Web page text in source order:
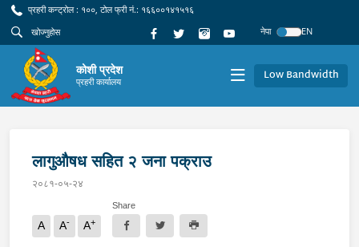
प्रहरी कन्ट्रोल : १००, टोल फ्री नं.: १६६००१४१५१६
नेपा
EN
कोशी प्रदेश
प्रहरी कार्यालय Low Bandwidth
लागुऔषध सहित २ जना पक्राउ
२०८१-०५-२४
A A- A+
Share